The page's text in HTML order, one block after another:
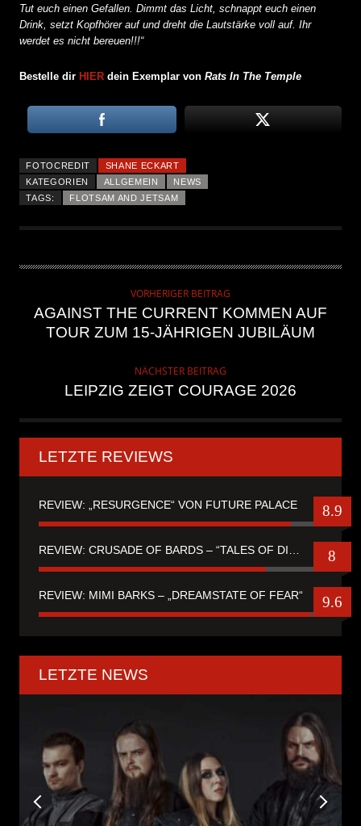
Tut euch einen Gefallen. Dimmt das Licht, schnappt euch einen
Drink, setzt Kopfhörer auf und dreht die Lautstärke voll auf. Ihr
werdet es nicht bereuen!!!“
Bestelle dir HIER dein Exemplar von Rats In The Temple
FOTOCREDIT
SHANE ECKART
KATEGORIEN
ALLGEMEIN
NEWS
TAGS:
FLOTSAM AND JETSAM
VORHERIGER BEITRAG
AGAINST THE CURRENT KOMMEN AUF
TOUR ZUM 15-JÄHRIGEN JUBILÄUM
NÄCHSTER BEITRAG
LEIPZIG ZEIGT COURAGE 2026
LETZTE REVIEWS
REVIEW: „RESURGENCE“ VON FUTURE PALACE 8.9
8
REVIEW: MIMI BARKS – „DREAMSTATE OF FEAR“ 9.6
LETZTE NEWS